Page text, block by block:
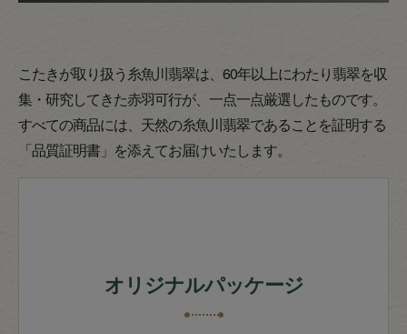
こたきが取り扱う糸魚川翡翠は、60年以上にわたり翡翠を収
集・研究してきた赤羽可行が、一点一点厳選したものです。
すべての商品には、天然の糸魚川翡翠であることを証明する
「品質証明書」を添えてお届けいたします。
オリジナルパッケージ